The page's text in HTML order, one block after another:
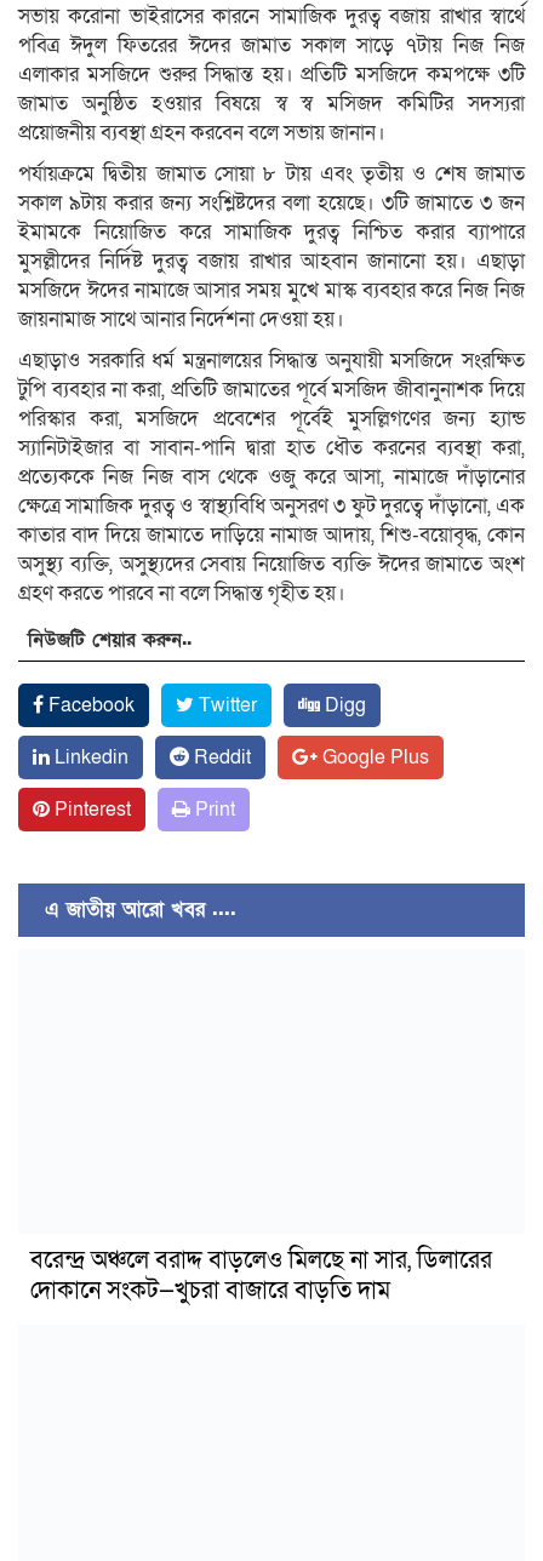
সভায় করোনা ভাইরাসের কারনে সামাজিক দুরত্ব বজায় রাখার স্বার্থে
পবিত্র ঈদুল ফিতরের ঈদের জামাত সকাল সাড়ে ৭টায় নিজ নিজ
এলাকার মসজিদে শুরুর সিদ্ধান্ত হয়। প্রতিটি মসজিদে কমপক্ষে ৩টি
জামাত অনুষ্ঠিত হওয়ার বিষয়ে স্ব স্ব মসিজদ কমিটির সদস্যরা
প্রয়োজনীয় ব্যবস্থা গ্রহন করবেন বলে সভায় জানান।
পর্যায়ক্রমে দ্বিতীয় জামাত সোয়া ৮ টায় এবং তৃতীয় ও শেষ জামাত
সকাল ৯টায় করার জন্য সংশ্লিষ্টদের বলা হয়েছে। ৩টি জামাতে ৩ জন
ইমামকে নিয়োজিত করে সামাজিক দুরত্ব নিশ্চিত করার ব্যাপারে
মুসল্লীদের নির্দিষ্ট দুরত্ব বজায় রাখার আহবান জানানো হয়। এছাড়া
মসজিদে ঈদের নামাজে আসার সময় মুখে মাস্ক ব্যবহার করে নিজ নিজ
জায়নামাজ সাথে আনার নির্দেশনা দেওয়া হয়।
এছাড়াও সরকারি ধর্ম মন্ত্রনালয়ের সিদ্ধান্ত অনুযায়ী মসজিদে সংরক্ষিত
টুপি ব্যবহার না করা, প্রতিটি জামাতের পূর্বে মসজিদ জীবানুনাশক দিয়ে
পরিস্কার করা, মসজিদে প্রবেশের পূর্বেই মুসল্লিগণের জন্য হ্যান্ড
স্যানিটাইজার বা সাবান-পানি দ্বারা হাত ধৌত করনের ব্যবস্থা করা,
প্রত্যেককে নিজ নিজ বাস থেকে ওজু করে আসা, নামাজে দাঁড়ানোর
ক্ষেত্রে সামাজিক দুরত্ব ও স্বাস্থ্যবিধি অনুসরণ ৩ ফুট দুরত্বে দাঁড়ানো, এক
কাতার বাদ দিয়ে জামাতে দাড়িয়ে নামাজ আদায়, শিশু-বয়োবৃদ্ধ, কোন
অসুস্থ্য ব্যক্তি, অসুস্থ্যদের সেবায় নিয়োজিত ব্যক্তি ঈদের জামাতে অংশ
গ্রহণ করতে পারবে না বলে সিদ্ধান্ত গৃহীত হয়।
নিউজটি শেয়ার করুন..
Facebook Twitter
Digg
Linkedin
Reddit
Google Plus
Pinterest
Print
এ জাতীয় আরো খবর ....
বরেন্দ্র অঞ্চলে বরাদ্দ বাড়লেও মিলছে না সার, ডিলারের
দোকানে সংকট—খুচরা বাজারে বাড়তি দাম